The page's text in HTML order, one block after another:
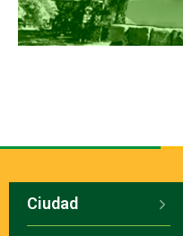
Ciudad